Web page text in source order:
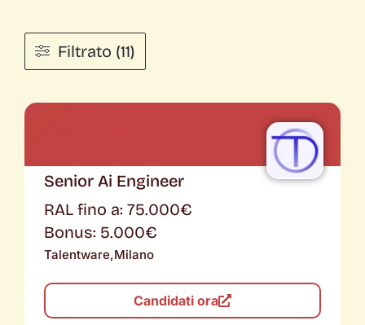
Filtrato (11)
Senior Ai Engineer
RAL fino a: 75.000€
Bonus: 5.000€
Talentware,Milano
Candidati ora